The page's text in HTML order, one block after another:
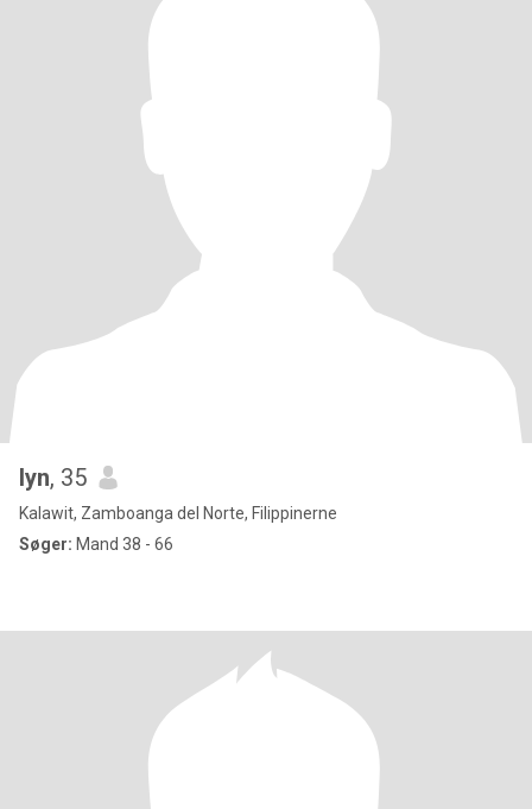
lyn, 35
Kalawit, Zamboanga del Norte, Filippinerne
Søger: Mand 38 - 66